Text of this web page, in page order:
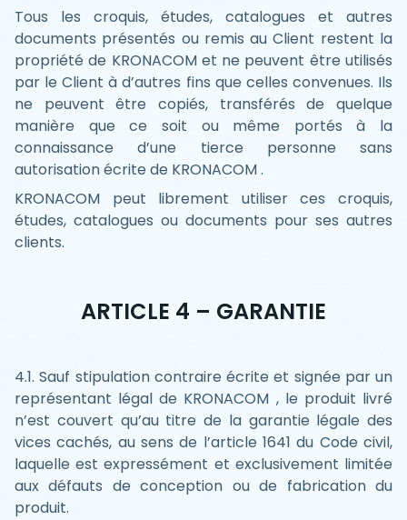
Tous les croquis, études, catalogues et autres
documents présentés ou remis au Client restent la
propriété de KRONACOM et ne peuvent être utilisés
par le Client à d’autres fins que celles convenues. Ils
ne peuvent être copiés, transférés de quelque
manière que ce soit ou même portés à la
connaissance d’une tierce personne sans
autorisation écrite de KRONACOM .
KRONACOM peut librement utiliser ces croquis,
études, catalogues ou documents pour ses autres
clients.
ARTICLE 4 – GARANTIE
4.1. Sauf stipulation contraire écrite et signée par un
représentant légal de KRONACOM , le produit livré
n’est couvert qu’au titre de la garantie légale des
vices cachés, au sens de l’article 1641 du Code civil,
laquelle est expressément et exclusivement limitée
aux défauts de conception ou de fabrication du
produit.